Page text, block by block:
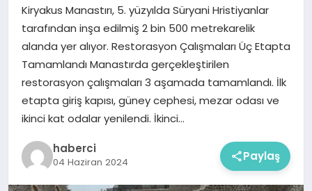
YAŞAM
Kiryakus Manastırı, 5. yüzyılda Süryani Hristiyanlar
tarafından inşa edilmiş 2 bin 500 metrekarelik
alanda yer alıyor. Restorasyon Çalışmaları Üç Etapta
Tamamlandı Manastırda gerçekleştirilen
restorasyon çalışmaları 3 aşamada tamamlandı. İlk
etapta giriş kapısı, güney cephesi, mezar odası ve
ikinci kat odalar yenilendi. İkinci…
haberci
04 Haziran 2024 Paylaş